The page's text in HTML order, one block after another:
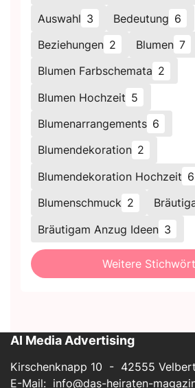
Auswahl 3 Bedeutung 6
Beziehungen 2 Blumen 7
Blumen Farbschemata 2
Blumen Hochzeit 5
Blumenarrangements 6
Blumendekoration 2
Blumendekoration Hochzeit 6
Blumenschmuck 2
Bräutigam Anzug Ideen 3
Weitere
AI Media Advertising
Kirschenknapp 10 - 42555
E-Mail: info@das-heiraten-